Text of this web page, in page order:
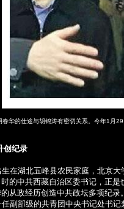
春华的仕途与胡锦涛有密切关系。今年1 月29
创纪录
在湖北五峰县农民家庭，北京
的中共西藏自治区委书记，正
从政经历创造中共政坛多项纪录
副部级的共青团中央书记处书记